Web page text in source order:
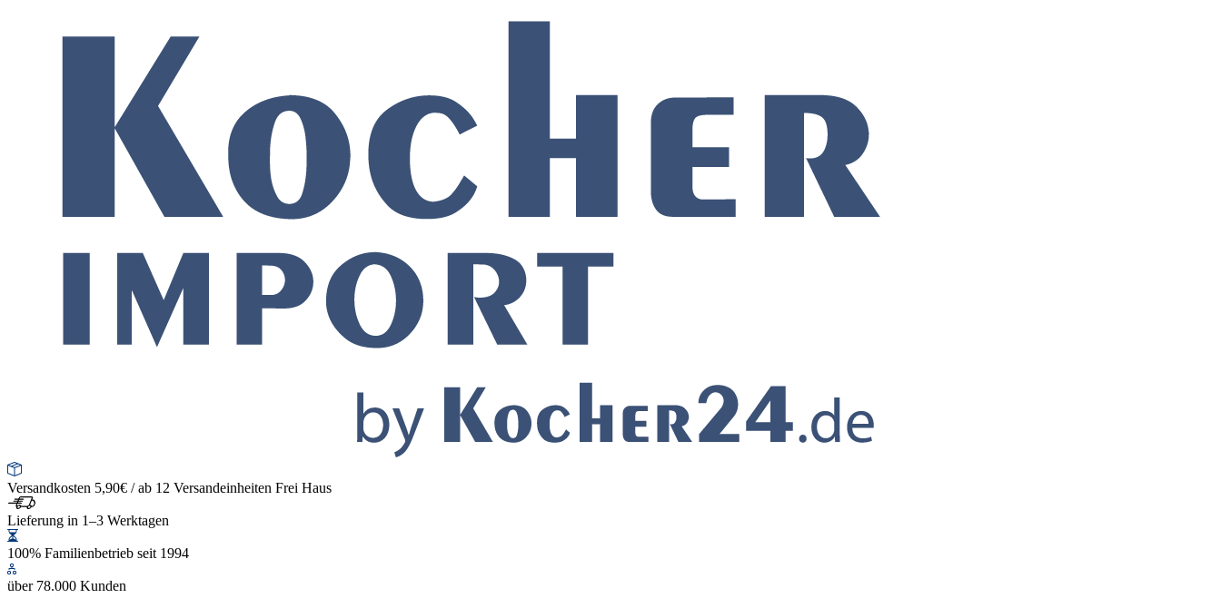
Versandkosten 5,90€ / ab 12 Versandeinheiten Frei Haus
Lieferung in 1–3 Werktagen
100% Familienbetrieb seit 1994
über 78.000 Kunden